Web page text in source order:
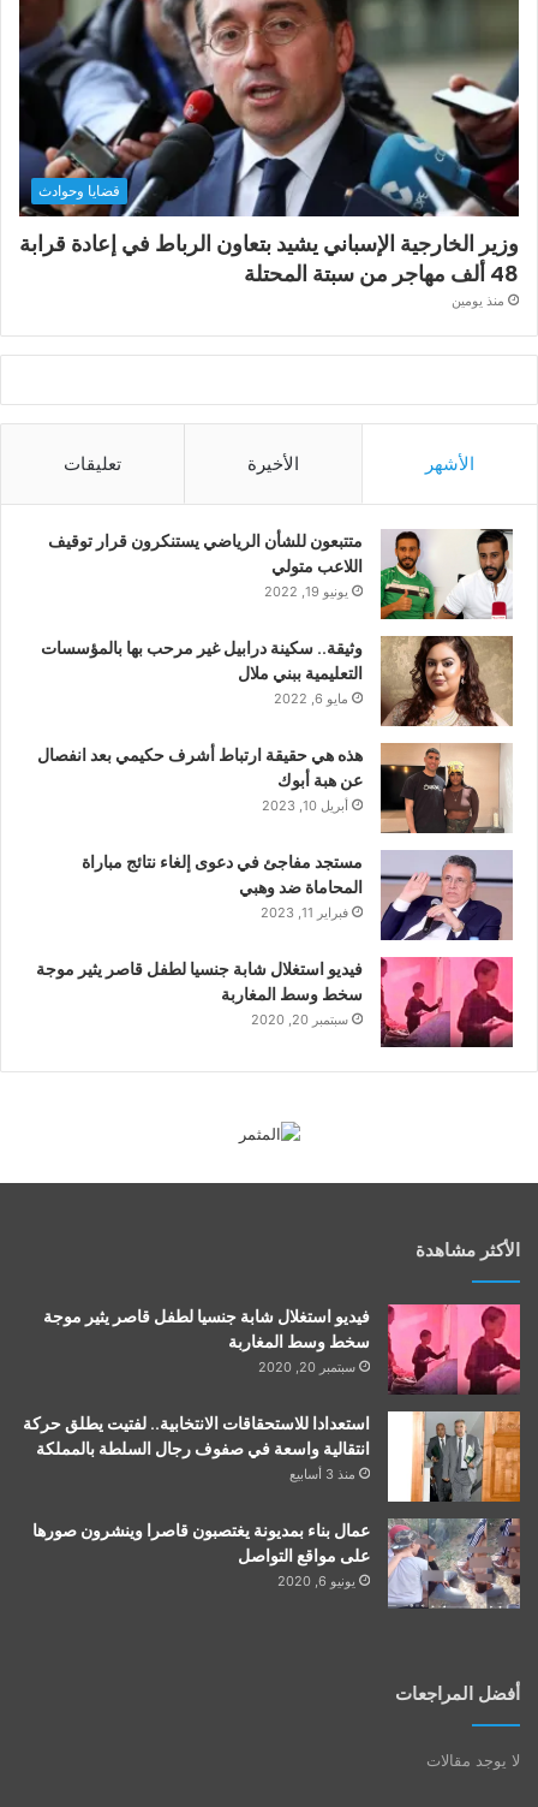
قضايا وحوادث
وزير الخارجية الإسباني يشيد بتعاون الرباط في إعادة قرابة
48 ألف مهاجر من سبتة المحتلة
منذ يومين
الأشهر الأخيرة تعليقات
متتبعون للشأن الرياضي يستنكرون قرار توقيف
اللاعب متولي
يونيو 19, 2022
وثيقة.. سكينة درابيل غير مرحب بها بالمؤسسات
التعليمية ببني ملال
مايو 6, 2022
هذه هي حقيقة ارتباط أشرف حكيمي بعد انفصال
عن هبة أبوك
أبريل 10, 2023
مستجد مفاجئ في دعوى إلغاء نتائج مباراة
المحاماة ضد وهبي
فبراير 11, 2023
فيديو استغلال شابة جنسيا لطفل قاصر يثير موجة
سخط وسط المغاربة
سبتمبر 20, 2020
الأكثر مشاهدة
فيديو استغلال شابة جنسيا لطفل قاصر يثير موجة
سخط وسط المغاربة
سبتمبر 20, 2020
استعدادا للاستحقاقات الانتخابية.. لفتيت يطلق حركة
انتقالية واسعة في صفوف رجال السلطة بالمملكة
منذ 3 أسابيع
عمال بناء بمديونة يغتصبون قاصرا وينشرون صورها
على مواقع التواصل
يونيو 6, 2020
أفضل المراجعات
لا يوجد مقالات